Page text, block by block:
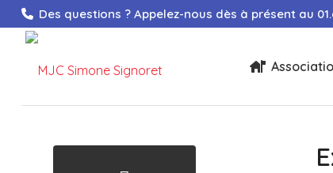
Des questions ? Appelez-nous dès à présent au